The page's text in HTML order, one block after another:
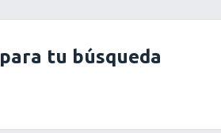
tu búsqueda